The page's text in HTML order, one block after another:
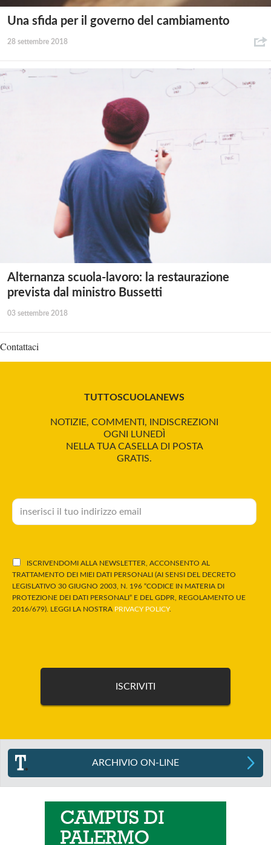
Una sfida per il governo del cambiamento
28 settembre 2018
Alternanza scuola-lavoro: la restaurazione
prevista dal ministro Bussetti
03 settembre 2018
Contattaci
TUTTOSCUOLANEWS
NOTIZIE, COMMENTI, INDISCREZIONI
OGNI LUNEDÌ
NELLA TUA CASELLA DI POSTA
GRATIS.
ISCRIVENDOMI ALLA NEWSLETTER, ACCONSENTO AL
TRATTAMENTO DEI MIEI DATI PERSONALI (AI SENSI DEL DECRETO
LEGISLATIVO 30 GIUGNO 2003, N. 196 “CODICE IN MATERIA DI
PROTEZIONE DEI DATI PERSONALI” E DEL GDPR, REGOLAMENTO UE
2016/679). LEGGI LA NOSTRA PRIVACY POLICY.
ARCHIVIO ON-LINE